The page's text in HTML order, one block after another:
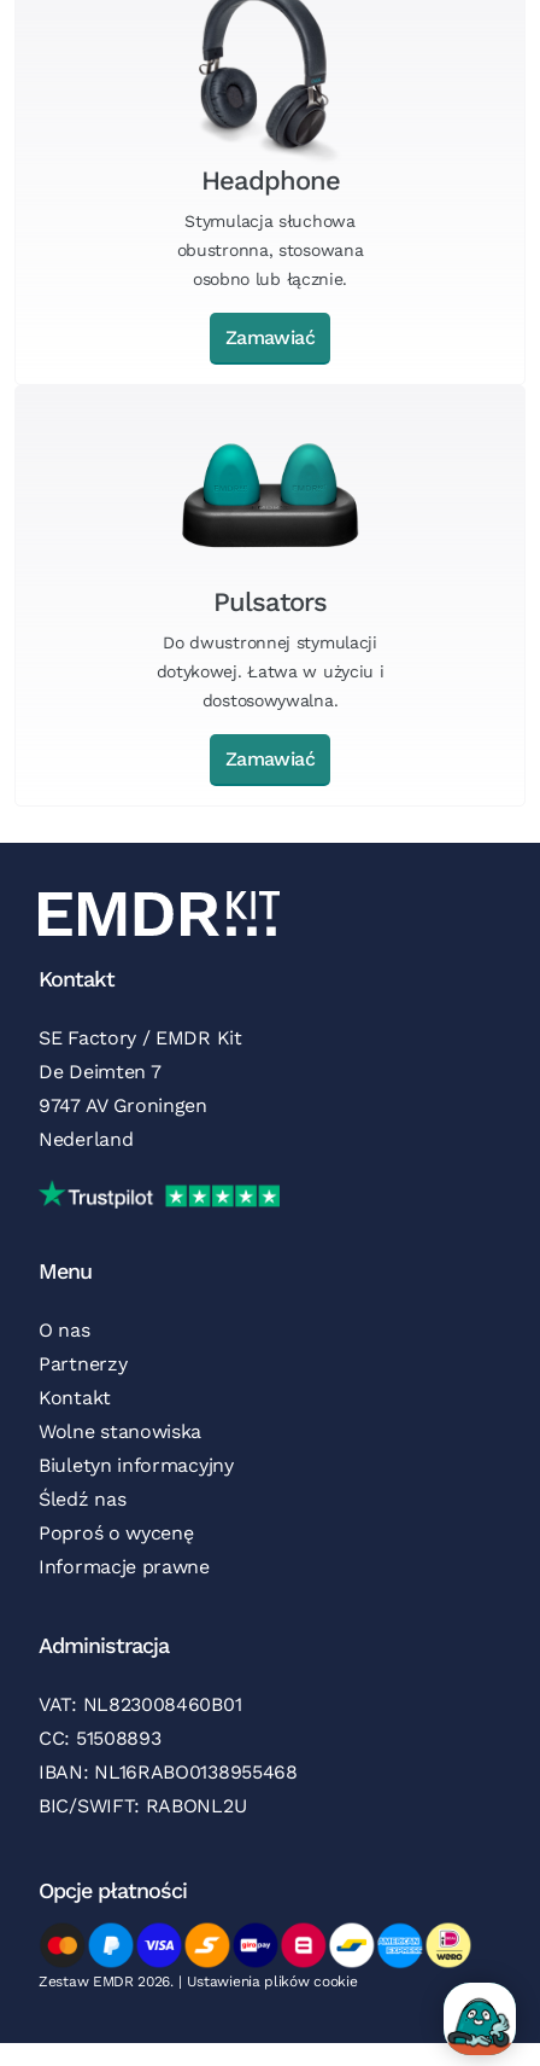
Headphone
Stymulacja słuchowa
obustronna, stosowana
osobno lub łącznie.
Zamawiać
Pulsators
Do dwustronnej stymulacji
dotykowej. Łatwa w użyciu i
dostosowywalna.
Zamawiać
Kontakt
SE Factory / EMDR Kit
De Deimten 7
9747 AV Groningen
Nederland
Trustpilot
Menu
O nas
Partnerzy
Kontakt
Wolne stanowiska
Biuletyn informacyjny
Śledź nas
Poproś o wycenę
Informacje prawne
Administracja
VAT: NL823008460B01
CC: 51508893
IBAN: NL16RABO0138955468
BIC/SWIFT: RABONL2U
Opcje płatności
Zestaw EMDR 2026. | Ustawienia plików cookie